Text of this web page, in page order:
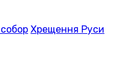
Хрещення Руси